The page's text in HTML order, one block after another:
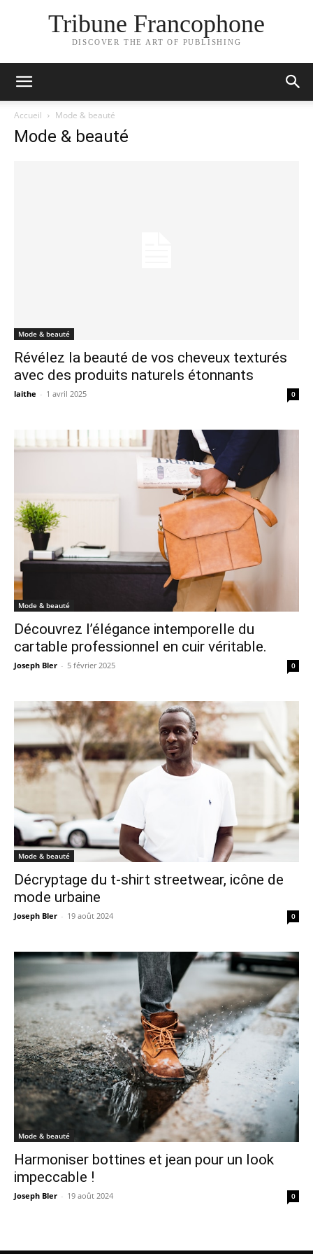
Tribune Francophone
DISCOVER THE ART OF PUBLISHING
Accueil Mode & beauté
Mode & beauté
Mode & beauté
Révélez la beauté de vos cheveux texturés
avec des produits naturels étonnants
laithe - 1 avril 2025 0
Mode & beauté
Découvrez l’élégance intemporelle du
cartable professionnel en cuir véritable.
Joseph Bler - 5 février 2025 0
Mode & beauté
Décryptage du t-shirt streetwear, icône de
mode urbaine
Joseph Bler - 19 août 2024 0
Mode & beauté
Harmoniser bottines et jean pour un look
impeccable !
Joseph Bler - 19 août 2024 0